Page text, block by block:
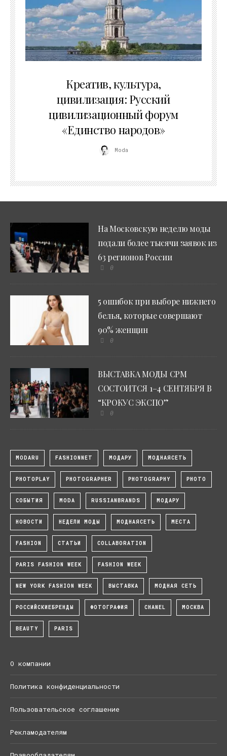
Креатив, культура,
цивилизация: Русский
цивилизационный форум
«Единство народов»
Moda
На Московскую неделю моды
подали более тысячи заявок из
63 регионов России
0
5 ошибок при выборе нижнего
белья, которые совершают
90% женщин
0
ВЫСТАВКА МОДЫ CPM
СОСТОИТСЯ 1–4 СЕНТЯБРЯ В
“КРОКУС ЭКСПО”
0
MODARU FASHIONNET МОДАРУ МОДНАЯСЕТЬ
PHOTOPLAY PHOTOGRAPHER PHOTOGRAPHY PHOTO
СОБЫТИЯ MODA RUSSIANBRANDS МОДАРУ
НОВОСТИ НЕДЕЛИ МОДЫ МОДНАЯСЕТЬ МЕСТА
FASHION СТАТЬИ COLLABORATION
PARIS FASHION WEEK FASHION WEEK
NEW YORK FASHION WEEK ВЫСТАВКА МОДНАЯ СЕТЬ
РОССИЙСКИЕБРЕНДЫ ФОТОГРАФИЯ CHANEL МОСКВА
BEAUTY PARIS
О компании
Политика конфиденциальности
Пользовательское соглашение
Рекламодателям